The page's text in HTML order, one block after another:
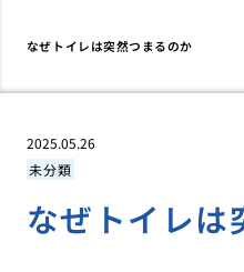
なぜトイレは突然つまるのか
2025.05.26
未分類
なぜトイレは